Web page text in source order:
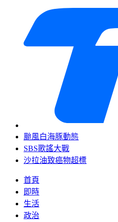
颱風白海豚動態
SBS歌謠大戰
沙拉油致癌物超標
首頁
即時
生活
政治